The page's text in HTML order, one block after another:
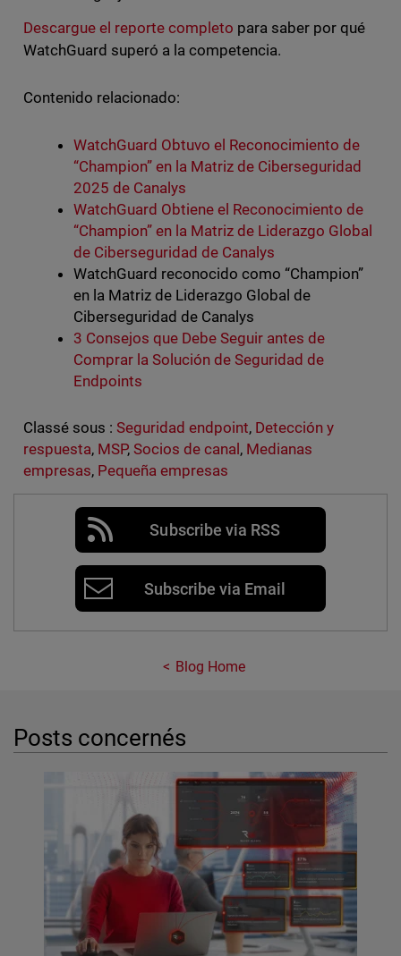
Descargue el reporte completo para saber por qué
WatchGuard superó a la competencia.
Contenido relacionado:
WatchGuard Obtuvo el Reconocimiento de
“Champion” en la Matriz de Ciberseguridad
2025 de Canalys
WatchGuard Obtiene el Reconocimiento de
“Champion” en la Matriz de Liderazgo Global
de Ciberseguridad de Canalys
WatchGuard reconocido como “Champion”
en la Matriz de Liderazgo Global de
Ciberseguridad de Canalys
3 Consejos que Debe Seguir antes de
Comprar la Solución de Seguridad de
Endpoints
Classé sous : Seguridad endpoint, Detección y
respuesta, MSP, Socios de canal, Medianas
empresas, Pequeña empresas
Subscribe via RSS
Subscribe via Email
Blog Home
Posts concernés